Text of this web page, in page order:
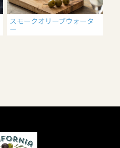
スモークオリーブウォータ
ー